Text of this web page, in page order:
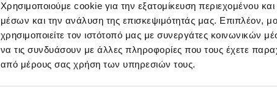
Χρησιμοποιούμε cookie για την εξατομίκευση περιεχομένου
μέσων και την ανάλυση της επισκεψιμότητάς μας. Επιπλέον,
χρησιμοποιείτε τον ιστότοπό μας με συνεργάτες κοινωνικών
να τις συνδυάσουν με άλλες πληροφορίες που τους έχετε
από μέρους σας χρήση των υπηρεσιών τους.